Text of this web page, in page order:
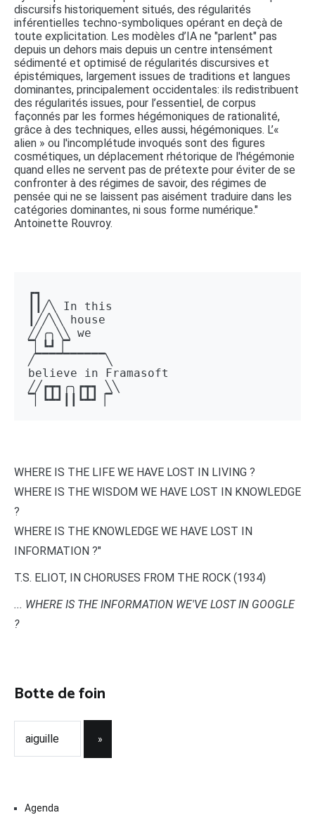
discursifs historiquement situés, des régularités
inférentielles techno-symboliques opérant en deçà de
toute explicitation. Les modèles d’IA ne "parlent" pas
depuis un dehors mais depuis un centre intensément
sédimenté et optimisé de régularités discursives et
épistémiques, largement issues de traditions et langues
dominantes, principalement occidentales: ils redistribuent
des régularités issues, pour l’essentiel, de corpus
façonnés par les formes hégémoniques de rationalité,
grâce à des techniques, elles aussi, hégémoniques. L’«
alien » ou l'incomplétude invoqués sont des figures
cosmétiques, un déplacement rhétorique de l'hégémonie
quand elles ne servent pas de prétexte pour éviter de se
confronter à des régimes de savoir, des régimes de
pensée qui ne se laissent pas aisément traduire dans les
catégories dominantes, ni sous forme numérique."
Antoinette Rouvroy.
┏┓
┃┃╱╲ In this
┃╱╱╲╲ house
╱╱╭╮╲╲ we
▔▏┗┛▕▔
╱▔▔▔▔▔▔▔▔▔▔╲
believe in Framasoft
╱╱┏┳┓╭╮┏┳┓ ╲╲
▔▏┗┻┛┃┃┗┻┛▕▔
WHERE IS THE LIFE WE HAVE LOST IN LIVING ?
WHERE IS THE WISDOM WE HAVE LOST IN KNOWLEDGE
?
WHERE IS THE KNOWLEDGE WE HAVE LOST IN
INFORMATION ?"
T.S. ELIOT, IN CHORUSES FROM THE ROCK (1934)
... WHERE IS THE INFORMATION WE'VE LOST IN GOOGLE
?
Botte de foin
Agenda